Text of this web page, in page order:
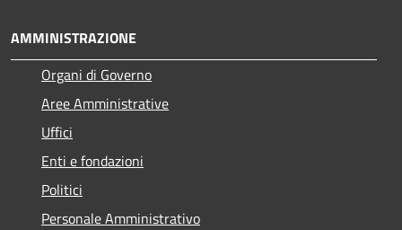
AMMINISTRAZIONE
Organi di Governo
Aree Amministrative
Uffici
Enti e fondazioni
Politici
Personale Amministrativo